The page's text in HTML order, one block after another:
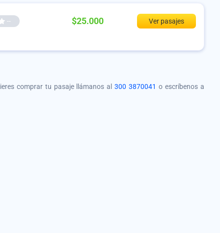
-- $25.000 Ver pasajes
comprar tu pasaje llámanos al300 3870041 o escríbenos a